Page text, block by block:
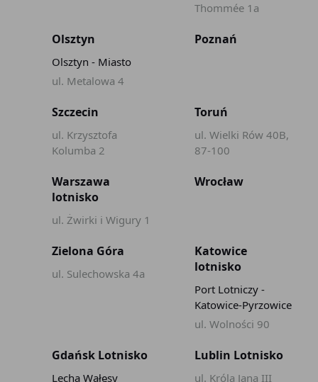
Thommée 1a
Olsztyn
Olsztyn - Miasto
ul. Metalowa 4
Poznań
Szczecin
ul. Krzysztofa
Kolumba 2
Toruń
ul. Wielki Rów 40B,
87-100
Warszawa
lotnisko
ul. Żwirki i Wigury 1
Wrocław
Zielona Góra
ul. Sulechowska 4a
Katowice
lotnisko
Port Lotniczy -
Katowice-Pyrzowice
ul. Wolności 90
Gdańsk Lotnisko
Lecha Wałęsy
Lublin Lotnisko
ul. Króla Jana III